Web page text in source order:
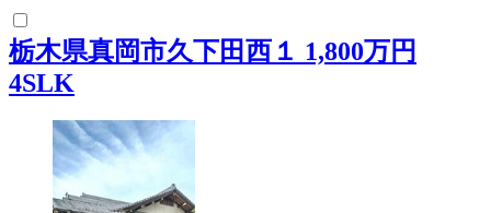
栃木県真岡市久下田西１ 1,800万円
4SLK